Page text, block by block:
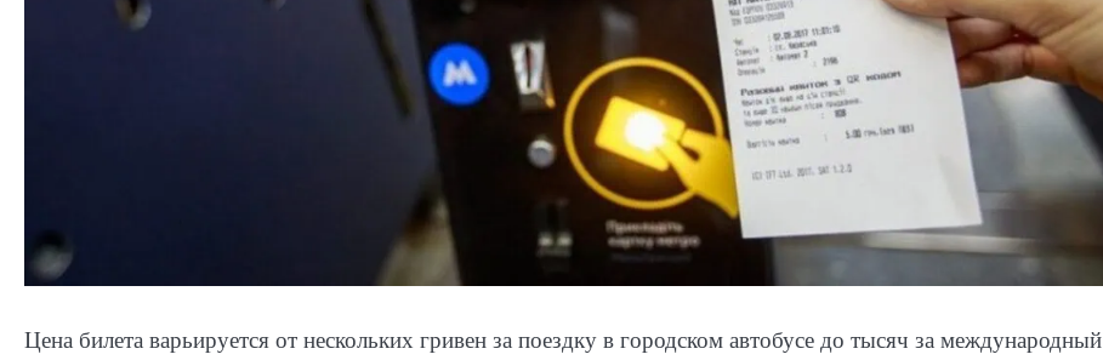
Цена билета варьируется от нескольких гривен за поездку в городском автобусе до тысяч за международный